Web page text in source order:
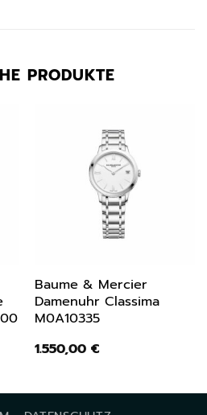
PRODUKTE
Baume & Mercier
Damenuhr Classima
M0A10335
1.550,00 €